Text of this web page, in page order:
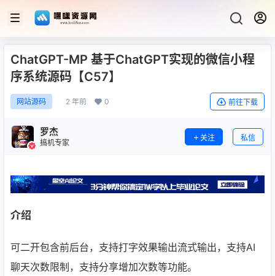
ChatGPT-MP 基于ChatGPT实现的微信小程
序系统源码【C57】
网站源码 2 年前 0 前往下载
罗杰
搞机专家
关注 私信
介绍
可二开包含前后台，支持打字效果输出流式输出，支持AI
聊天次数限制，支持分享增加次数等功能。